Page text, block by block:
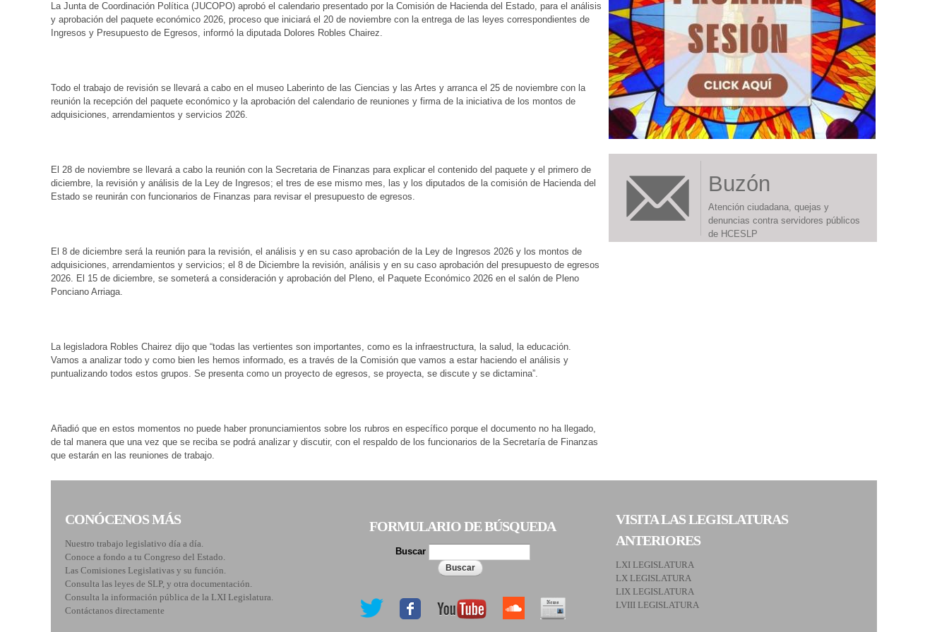
La Junta de Coordinación Política (JUCOPO) aprobó el calendario presentado por la Comisión de Hacienda del Estado, para el análisis
y aprobación del paquete económico 2026, proceso que iniciará el 20 de noviembre con la entrega de las leyes correspondientes de
Ingresos y Presupuesto de Egresos, informó la diputada Dolores Robles Chairez.
Todo el trabajo de revisión se llevará a cabo en el museo Laberinto de las Ciencias y las Artes y arranca el 25 de noviembre con la
reunión la recepción del paquete económico y la aprobación del calendario de reuniones y firma de la iniciativa de los montos de
adquisiciones, arrendamientos y servicios 2026.
El 28 de noviembre se llevará a cabo la reunión con la Secretaria de Finanzas para explicar el contenido del paquete y el primero de
diciembre, la revisión y análisis de la Ley de Ingresos; el tres de ese mismo mes, las y los diputados de la comisión de Hacienda del
Estado se reunirán con funcionarios de Finanzas para revisar el presupuesto de egresos.
El 8 de diciembre será la reunión para la revisión, el análisis y en su caso aprobación de la Ley de Ingresos 2026 y los montos de
adquisiciones, arrendamientos y servicios; el 8 de Diciembre la revisión, análisis y en su caso aprobación del presupuesto de egresos
2026. El 15 de diciembre, se someterá a consideración y aprobación del Pleno, el Paquete Económico 2026 en el salón de Pleno
Ponciano Arriaga.
La legisladora Robles Chairez dijo que “todas las vertientes son importantes, como es la infraestructura, la salud, la educación.
Vamos a analizar todo y como bien les hemos informado, es a través de la Comisión que vamos a estar haciendo el análisis y
puntualizando todos estos grupos. Se presenta como un proyecto de egresos, se proyecta, se discute y se dictamina”.
Añadió que en estos momentos no puede haber pronunciamientos sobre los rubros en específico porque el documento no ha llegado,
de tal manera que una vez que se reciba se podrá analizar y discutir, con el respaldo de los funcionarios de la Secretaría de Finanzas
que estarán en las reuniones de trabajo.
Buzón
Atención ciudadana, quejas y
denuncias contra servidores públicos
de HCESLP
CONÓCENOS MÁS
Nuestro trabajo legislativo día a día.
Conoce a fondo a tu Congreso del Estado.
Las Comisiones Legislativas y su función.
Consulta las leyes de SLP, y otra documentación.
Consulta la información pública de la LXI Legislatura.
Contáctanos directamente
FORMULARIO DE BÚSQUEDA
Buscar
VISITA LAS LEGISLATURAS
ANTERIORES
LXI LEGISLATURA
LX LEGISLATURA
LIX LEGISLATURA
LVIII LEGISLATURA